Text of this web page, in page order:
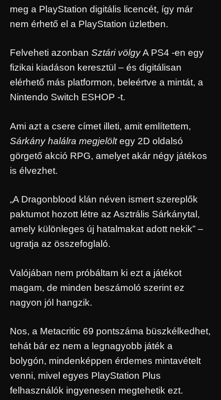
meg a PlayStation digitális licencét, így már
nem érhető el a PlayStation üzletben.
Felveheti azonban Sztári völgyA PS4 -en egy
fizikai kiadáson keresztül – és digitálisan
elérhető más platformon, beleértve a mintát, a
Nintendo Switch ESHOP -t.
Ami azt a csere címet illeti, amit említettem,
Sárkány halálra megjelöltegy 2D oldalsó
görgető akció RPG, amelyet akár négy játékos
is élvezhet.
„A Dragonblood klán néven ismert szereplők
paktumot hozott létre az Asztrális Sárkánytal,
amely különleges új hatalmakat adott nekik” –
ugratja az összefoglaló.
Valójában nem próbáltam ki ezt a játékot
magam, de minden beszámoló szerint ez
nagyon jól hangzik.
Nos, a Metacritic 69 pontszáma büszkélkedhet,
tehát bár ez nem a legnagyobb játék a
bolygón, mindenképpen érdemes mintavételt
venni, mivel egyes PlayStation Plus
felhasználók ingyenesen megtehetik ezt.